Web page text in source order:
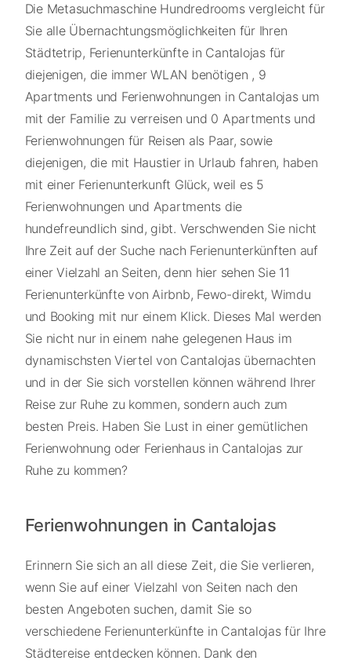
Die Metasuchmaschine Hundredrooms vergleicht für
Sie alle Übernachtungsmöglichkeiten für Ihren
Städtetrip, Ferienunterkünfte in Cantalojas für
diejenigen, die immer WLAN benötigen , 9
Apartments und Ferienwohnungen in Cantalojas um
mit der Familie zu verreisen und 0 Apartments und
Ferienwohnungen für Reisen als Paar, sowie
diejenigen, die mit Haustier in Urlaub fahren, haben
mit einer Ferienunterkunft Glück, weil es 5
Ferienwohnungen und Apartments die
hundefreundlich sind, gibt. Verschwenden Sie nicht
Ihre Zeit auf der Suche nach Ferienunterkünften auf
einer Vielzahl an Seiten, denn hier sehen Sie 11
Ferienunterkünfte von Airbnb, Fewo-direkt, Wimdu
und Booking mit nur einem Klick. Dieses Mal werden
Sie nicht nur in einem nahe gelegenen Haus im
dynamischsten Viertel von Cantalojas übernachten
und in der Sie sich vorstellen können während Ihrer
Reise zur Ruhe zu kommen, sondern auch zum
besten Preis. Haben Sie Lust in einer gemütlichen
Ferienwohnung oder Ferienhaus in Cantalojas zur
Ruhe zu kommen?
Ferienwohnungen in Cantalojas
Erinnern Sie sich an all diese Zeit, die Sie verlieren,
wenn Sie auf einer Vielzahl von Seiten nach den
besten Angeboten suchen, damit Sie so
verschiedene Ferienunterkünfte in Cantalojas für Ihre
Städtereise entdecken können. Dank den